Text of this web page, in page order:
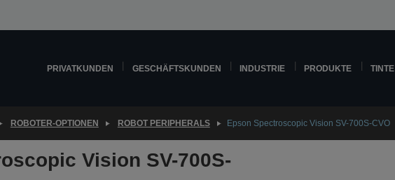
PRIVATKUNDEN GESCHÄFTSKUNDEN INDUSTRIE PRODUKTE TINTE
ROBOTER-OPTIONEN ROBOT PERIPHERALS Epson Spectroscopic Vision SV-700S-CVO
Vision SV-700S-